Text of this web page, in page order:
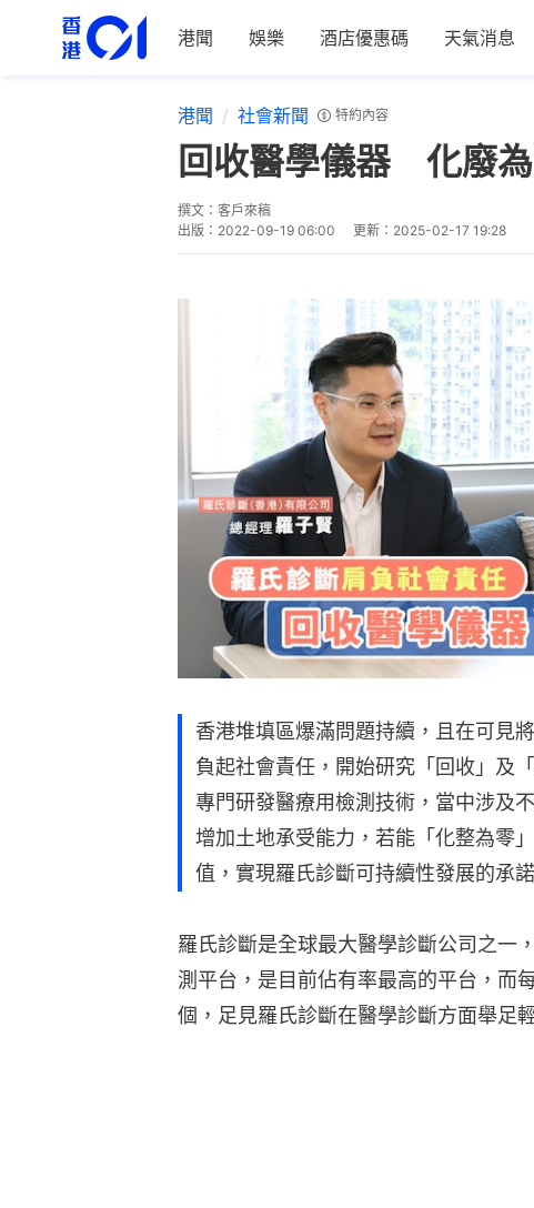
港聞 娛樂 酒店優惠碼 天氣消息
港聞 社會新聞 特約內容
回收醫學儀器 化廢
撰文： 客戶來稿
出版： 2022-09-19 06:00 更新： 2025-02-17 19:28
香港堆填區爆滿問題持續，且在可見
負起社會責任，開始研究「回收」及
專門研發醫療用檢測技術，當中涉及
增加土地承受能力，若能「化整為零
值，實現羅氏診斷可持續性發展的承諾
羅氏診斷是全球最大醫學診斷公司之一
測平台，是目前佔有率最高的平台，而
個，足見羅氏診斷在醫學診斷方面舉足